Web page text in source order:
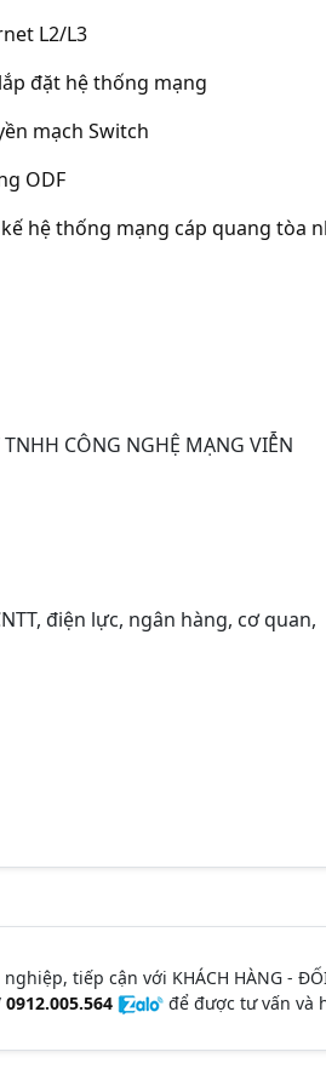
L2/L3
đặt hệ thống mạng
mạch Switch
ODF
hệ thống mạng cáp quang tòa
CÔNG NGHỆ MẠNG VIỄN
điện lực, ngân hàng, cơ quan,
tiếp cận với KHÁCH HÀNG -
0912.005.564 để được tư vấn và